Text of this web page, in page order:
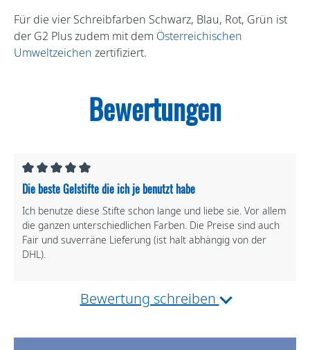
Für die vier Schreibfarben Schwarz, Blau, Rot, Grün ist
der G2 Plus zudem mit dem Österreichischen
Umweltzeichen zertifiziert.
Bewertungen
Die beste Gelstifte die ich je benutzt habe
Ich benutze diese Stifte schon lange und liebe sie. Vor allem
die ganzen unterschiedlichen Farben. Die Preise sind auch
Fair und suverräne Lieferung (ist halt abhängig von der
DHL).
Bewertung schreiben